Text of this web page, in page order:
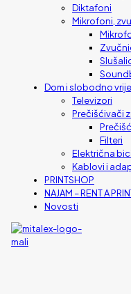
Diktafoni
Mikrofoni,
Dom i slobodno
Televizori
Prečišćivači
Filteri
Električna
Kablovi i
PRINTSHOP
NAJAM – RENT A
Novosti